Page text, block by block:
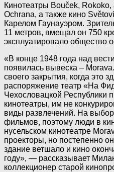
Кинотеатры Bouček,
Ochrana, а также кино
Карелом Гаунауэром.
11 метров, вмещал он 750
эксплуатировало общество
«В конце 1948 года над
появилась вывеска –
своего закрытия, когда это
распоряжение театр «На
Чехословацкой Республики
кинотеатры, им не
виды развлечений. На
фильмов, поэтому люди в
нусельском кинотеатре
проекторы, но постепенно
здание ветшало и кино
году», — рассказывает
коллекционер старой